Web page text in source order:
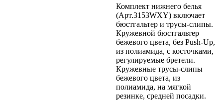
составляла
₽2,598.00.
₽1,819.00.
Комплект нижнего белья
(Арт.3153WXY) включает
бюстгальтер и трусы-слипы.
Кружевной бюстгальтер
бежевого цвета, без Push-Up,
из полиамида, с косточками,
регулируемые бретели.
Кружевные трусы-слипы
бежевого цвета, из
полиамида, на мягкой
резинке, средней посадки.